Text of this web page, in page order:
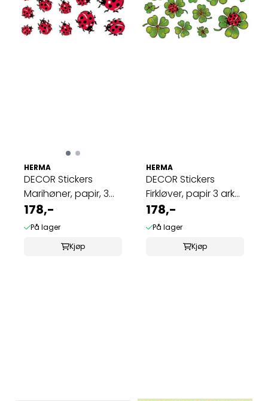
HERMA
DECOR Stickers
Marihøner, papir, 3
ark (10 pakk)
178,-
På lager
Kjøp
HERMA
DECOR Stickers
Firkløver, papir 3 ark
(10 pakk)
178,-
På lager
Kjøp